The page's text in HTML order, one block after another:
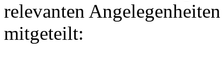
relevanten
mitgeteilt: